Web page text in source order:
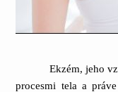
Ekzém, jeho
procesmi tela a